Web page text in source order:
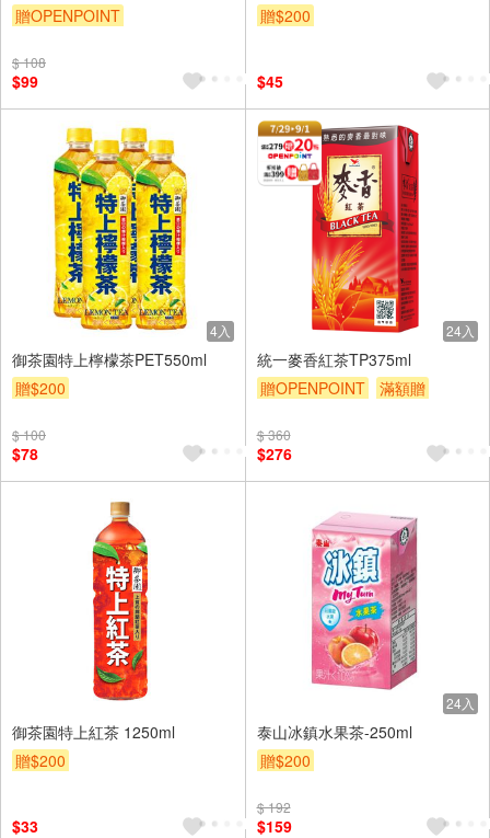
贈OPENPOINT
贈$200
$ 108
$99
贈$200
$45
4入
御茶園特上檸檬茶PET550ml
贈$200
$ 100
$78
24入
統一麥香紅茶TP375ml
贈OPENPOINT
滿額贈
$ 360
$276
御茶園特上紅茶 1250ml
贈$200
$33
24入
泰山冰鎮水果茶-250ml
贈$200
$ 192
$159